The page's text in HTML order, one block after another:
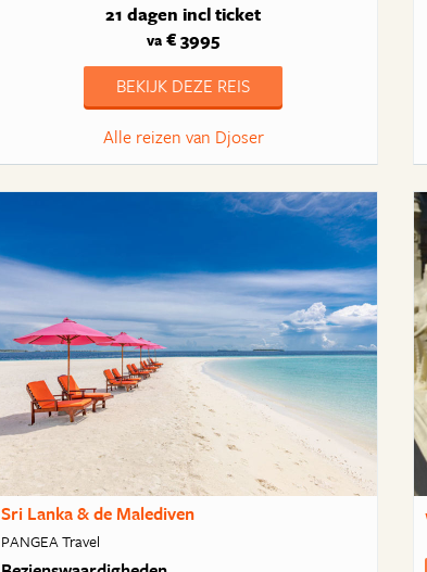
21 dagen incl ticket
va € 3995
BEKIJK DEZE REIS
Alle reizen van Djoser
Sri Lanka & de Malediven
PANGEA Travel